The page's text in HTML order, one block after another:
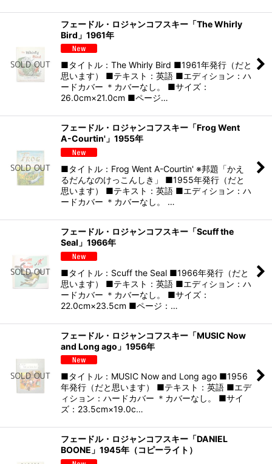
フェードル・ロジャンコフスキー「The Whirly
Bird」1961年
■タイトル：The Whirly Bird ■1961年発行（だと
思います） ■テキスト：英語 ■エディション：ハ
ードカバー ＊カバーなし。 ■サイズ：
26.0cm×21.0cm ■ページ…
フェードル・ロジャンコフスキー「Frog Went
A-Courtin'」1955年
■タイトル：Frog Went A-Courtin' ※邦題「かえ
るだんなのけっこんしき」 ■1955年発行（だと
思います） ■テキスト：英語 ■エディション：ハ
ードカバー ＊カバーなし。 …
フェードル・ロジャンコフスキー「Scuff the
Seal」1966年
■タイトル：Scuff the Seal ■1966年発行（だと
思います） ■テキスト：英語 ■エディション：ハ
ードカバー ＊カバーなし。 ■サイズ：
22.0cm×23.5cm ■ページ：…
フェードル・ロジャンコフスキー「MUSIC Now
and Long ago」1956年
■タイトル：MUSIC Now and Long ago ■1956
年発行（だと思います） ■テキスト：英語 ■エデ
ィション：ハードカバー ＊カバーなし。 ■サイ
ズ：23.5cm×19.0c…
フェードル・ロジャンコフスキー「DANIEL
BOONE」1945年（コピーライト）